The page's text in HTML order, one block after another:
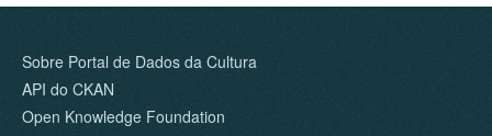
Sobre Portal de Dados da Cultura
API do CKAN
Open Knowledge Foundation